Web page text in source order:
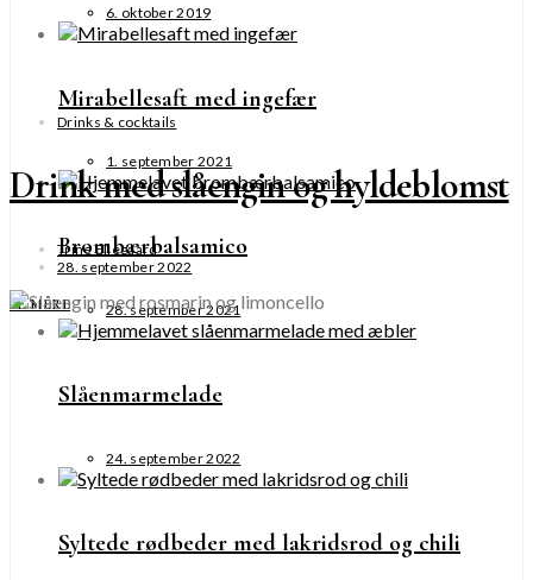
6. oktober 2019
Mirabellesaft med ingefær
1. september 2021
Brombærbalsamico
28. september 2021
Slåenmarmelade
24. september 2022
Syltede rødbeder med lakridsrod og chili
Drinks & cocktails
Drink med slåengin og hyldeblomst
Trine Ellegaard
28. september 2022
SE MERE